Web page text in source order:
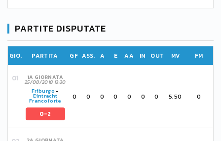
PARTITE DISPUTATE
GIO. PARTITA GF ASS. A E AA IN OUT MV FM
1A GIORNATA
25/08/2018 13:30
Friburgo -
Eintracht
Francoforte
0-2
0 0 0 0 0 0 0 5,50 0